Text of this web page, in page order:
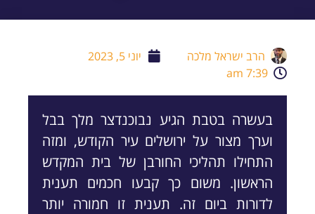
הרב ישראל מלכה
יוני 5, 2023
7:39 am
בעשרה בטבת הגיע נבוכנדצר מלך בבל
וערך מצור על ירושלים עיר הקודש, ומזה
התחילו תהליכי החורבן של בית המקדש
הראשון. משום כך קבעו חכמים תענית
לדורות ביום זה. תענית זו חמורה יותר